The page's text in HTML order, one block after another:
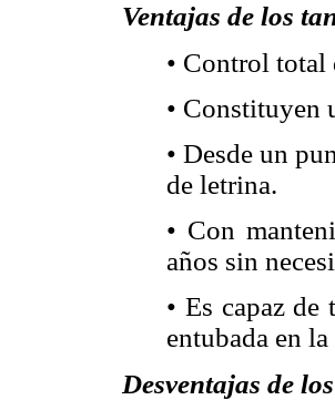
Ventajas de los
• Control total
• Constituyen
• Desde un
de letrina.
• Con
años sin
• Es capaz
entubada en
Desventajas de